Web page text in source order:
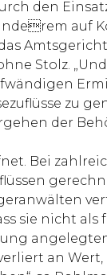
den
auf
Stolz.
zu
der
Bei
sie nicht
an